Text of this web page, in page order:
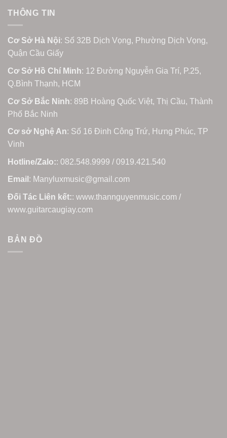
THÔNG TIN
Cơ Sở Hà Nội: Số 32B Dịch Vọng, Phường Dịch Vọng,
Quận Cầu Giấy
Cơ Sở Hồ Chí Minh: 12 Đường Nguyễn Gia Trí, P.25,
Q.Bình Thạnh, HCM
Cơ Sở Bắc Ninh: 89B Hoàng Quốc Việt, Thị Cầu, Thành
Phố Bắc Ninh
Cơ sở Nghệ An: Số 16 Đinh Công Trứ, Hưng Phúc, TP
Vinh
Hotline/Zalo:: 082.548.9999 / 0919.421.540
Email : Manyluxmusic@gmail.com
Đối Tác Liên kết:: www.thannguyenmusic.com /
www.guitarcaugiay.com
BẢN ĐỒ